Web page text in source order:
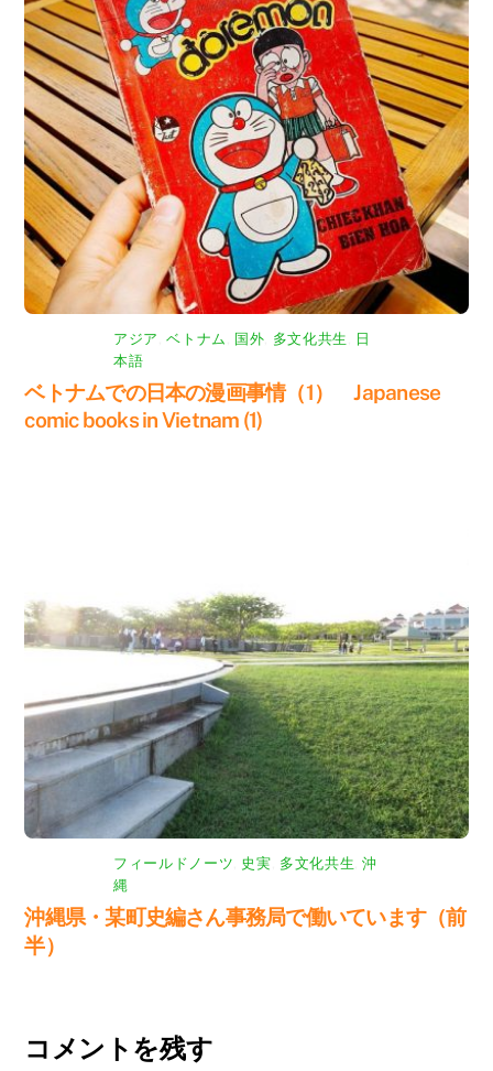
アジア ,ベトナム 国外 多文化共生
日
本語
ベトナムでの日本の漫画事情（1） Japanese
comic books in Vietnam (1)
フィールドノーツ 史実 多文化共生 ,沖
縄
沖縄県・某町史編さん事務局で働いています（前
半）
コメントを残す